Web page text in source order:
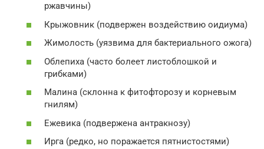
ржавчины)
Крыжовник (подвержен воздействию оидиума)
Жимолость (уязвима для бактериального ожога)
Облепиха (часто болеет листоблошкой и
грибками)
Малина (склонна к фитофторозу и корневым
гнилям)
Ежевика (подвержена антракнозу)
Ирга (редко, но поражается пятнистостями)